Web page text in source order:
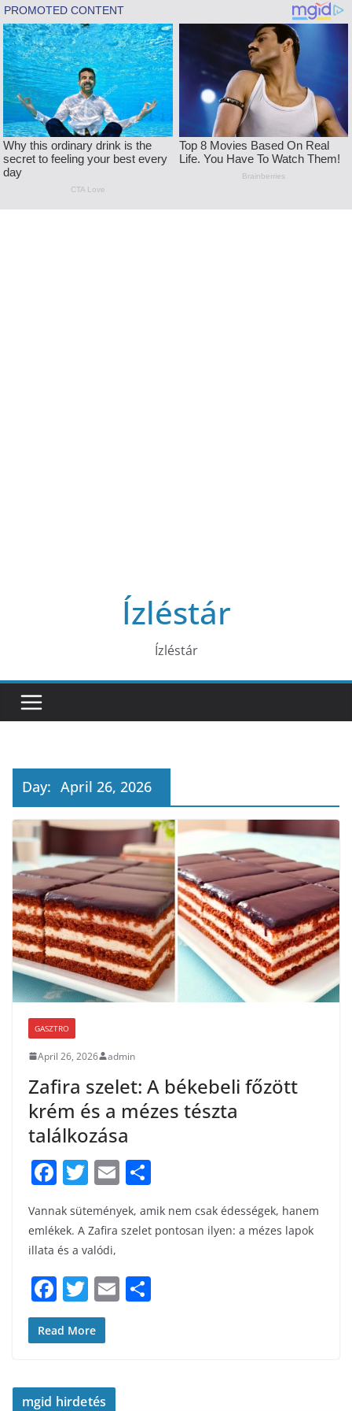
Ízléstár
Ízléstár
Day: April 26, 2026
GASZTRO
April 26, 2026 admin
Zafira szelet: A békebeli főzött
krém és a mézes tészta
találkozása
F
a
c
e
b
o
o
k
T
w
itt
er
E
m
ai
h
ar
e
Vannak sütemények, amik nem csak édességek, hanem
emlékek. A Zafira szelet pontosan ilyen: a mézes lapok
illata és a valódi,
F
a
c
b
T
w
itt
E
Read More
mgid hirdetés